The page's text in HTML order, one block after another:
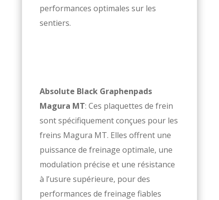
performances optimales sur les
sentiers.
Absolute Black Graphenpads
Magura MT: Ces plaquettes de frein
sont spécifiquement conçues pour les
freins Magura MT. Elles offrent une
puissance de freinage optimale, une
modulation précise et une résistance
à l’usure supérieure, pour des
performances de freinage fiables